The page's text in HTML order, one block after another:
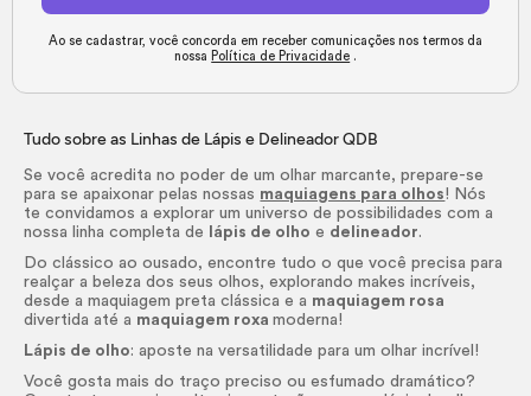
Ao se cadastrar, você concorda em receber comunicações nos termos da
nossa Política de Privacidade .
Tudo sobre as Linhas de Lápis e Delineador QDB
Se você acredita no poder de um olhar marcante, prepare-se
para se apaixonar pelas nossas maquiagens para olhos! Nós
te convidamos a explorar um universo de possibilidades com a
nossa linha completa de
lápis de olho e delineador.
Do clássico ao ousado, encontre tudo o que você precisa para
realçar a beleza dos seus olhos, explorandomakes incríveis,
desde a maquiagem preta clássica e a maquiagem rosa
divertida até a maquiagem roxamoderna!
Lápis de olho: aposte na versatilidade para um olhar incrível!
Você gosta mais do traço preciso ou esfumado dramático?